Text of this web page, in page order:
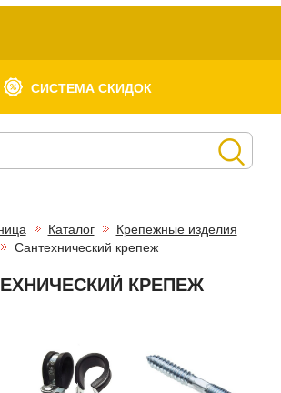
СИСТЕМА СКИДОК
Каталог
Крепежные изделия
Сантехнический крепеж
КРЕПЕЖ